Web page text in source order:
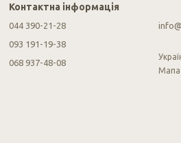
Контактна інформація
044 390-21-28
093 191-19-38
068 937-48-08
Мапа